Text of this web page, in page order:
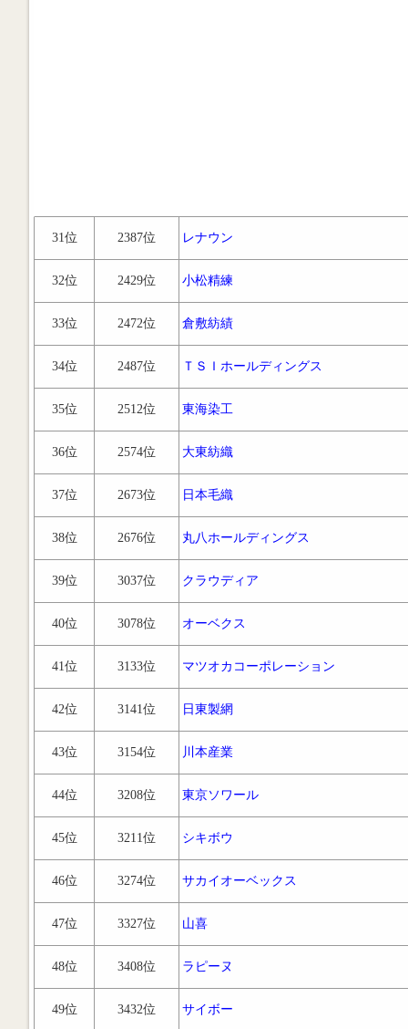
31位 2387位 レナウン
32位 2429位 小松精練
33位 2472位 倉敷紡績
34位 2487位 ＴＳＩホールディングス
35位 2512位 東海染工
36位 2574位 大東紡織
37位 2673位 日本毛織
38位 2676位 丸八ホールディングス
39位 3037位 クラウディア
40位 3078位 オーベクス
41位 3133位 マツオカコーポレーション
42位 3141位 日東製網
43位 3154位 川本産業
44位 3208位 東京ソワール
45位 3211位 シキボウ
46位 3274位 サカイオーベックス
47位 3327位 山喜
48位 3408位 ラピーヌ
49位 3432位 サイボー